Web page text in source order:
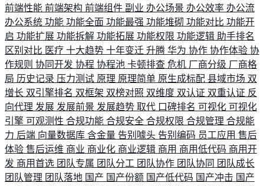
前端性能 前端架构 前端组件 副业 办公场景 办公效率 办公流
办公系统 功能 功能全面 功能最强 功能堆砌 功能对比 功能开
启 功能扩展 功能拆解 功能拓展 功能权限 功能逻辑 助手排名
区别对比 医疗 十大趋势 十年变迁 升腾 华为 协作 协作体验 协
作规则 协同开发 协程 协程池 卡顿排查 危机 厂商分级 厂商格
局 历史记录 压力测试 原理 原理简单 原生成标配 县域市场 双
增长 双引擎排名 双框架 双榜对照 双维度 双认证 双重认证 反
向代理 发展 发展前景 发展趋势 取代 口碑排名 可视化 可视化
引擎 可观测性 合规功能 合规安全 合规权限 合规管理 合规能
力 后端 向量数据库 含金量 告别噱头 告别编码 员工应用 售后
体验 售后运维 商业 商业化 商业逻辑 商用 商用低代码 商用开
发 商用首选 团队专属 团队分工 团队协作 团队协同 团队成长
团队管理 团队落地 国产 国产份额 国产低代码 国产冲击 国产